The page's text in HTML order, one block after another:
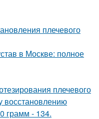
плечевого
в Москве: полное
плечевого
восстановлению
грамм - 134.